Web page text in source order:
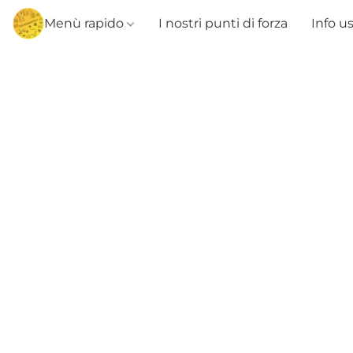
Menù rapido I nostri punti di forza Info